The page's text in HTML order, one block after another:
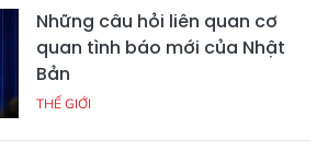
Những câu hỏi liên quan cơ
quan tình báo mới của Nhật
Bản
THẾ GIỚI